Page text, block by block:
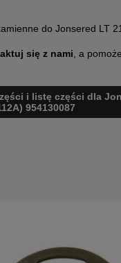
do Jonsered LT
się z nami, a
i listę części dla
954130087